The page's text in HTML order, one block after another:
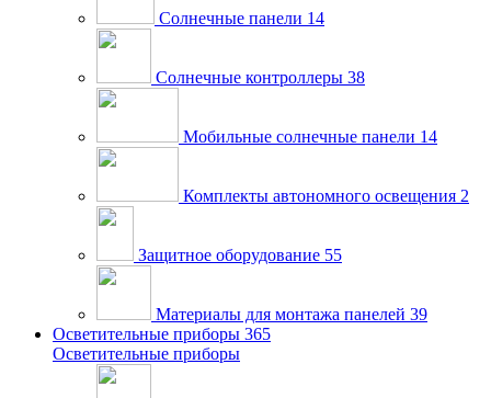
Солнечные панели 14
Солнечные контроллеры 38
Мобильные солнечные панели 14
Комплекты автономного освещения 2
Защитное оборудование 55
Материалы для монтажа панелей 39
Осветительные приборы 365
Осветительные приборы